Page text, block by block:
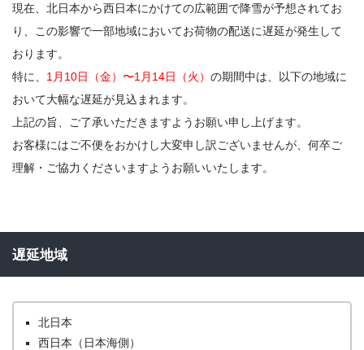
現在、北日本から西日本にかけての広範囲で降雪が予想されてお
り、この影響で一部地域においてお荷物の配送に遅延が発生して
おります。
特に、 1月10日（金）〜1月14日（火） の期間中は、以下の地域に
おいて大幅な遅延が見込まれます。
上記の旨、ご了承いただきますようお願い申し上げます。
お客様にはご不便をおかけし大変申し訳ございませんが、何卒ご
理解・ご協力くださいますようお願いいたします。
遅延地域
北日本
西日本（日本海側）